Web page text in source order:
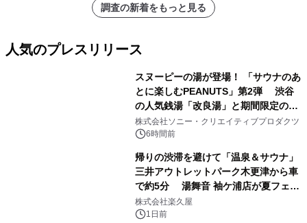
調査の新着をもっと見る
人気のプレスリリース
スヌーピーの湯が登場！ 「サウナのあ
とに楽しむPEANUTS」第2弾 渋谷
の人気銭湯「改良湯」と期間限定のコ
ラボレーション サウナイキタイコラ
ボグッズも発売決定！
株式会社ソニー・クリエイティブプロダクツ
6時間前
帰りの渋滞を避けて「温泉＆サウナ」
三井アウトレットパーク木更津から車
で約5分 湯舞音 袖ケ浦店が夏フェア
メニューを提供
株式会社楽久屋
1日前